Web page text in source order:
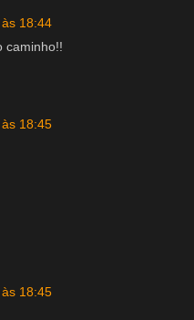
18:44
caminho!!
18:45
18:45